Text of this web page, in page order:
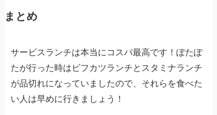
まとめ
サービスランチは本当にコスパ最高です！ぽたぽ
たが行った時は ビフカツランチとスタミナランチ
が品切れになっていましたので、それらを食べた
い人は早めに行きましょう！